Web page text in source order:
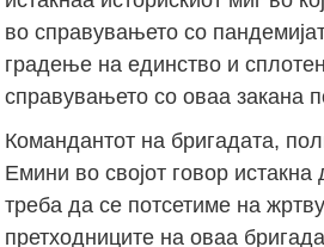
во справувањето со
градење на единство и
справувањето со оваа закана
Командантот на бригадата,
Емини во својот говор истакна
треба да се потсетиме на
претходниците на оваа